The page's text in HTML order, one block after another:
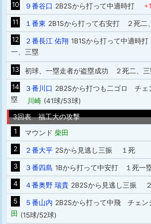
10
９番谷口 2B2Sから打って中適時打
11
１番東 2B1Sから打って右安打 ２死二
12
２番長江 佑翔 1B1Sから打って中適時打
一、三塁
13
初球、一塁走者が盗塁成功 ２死二、三
14
３番川口 2B2Sから打つも二ゴロ チェ
塁 川崎 (41球/53球)
3回表 福工大の攻撃
1
マウンド 柴田
2
２番大平 2Sから見逃し三振 １死
3
３番四島 1Bから打って中安打 １死一
4
４番奥野 瑞貴 2B2Sから見逃し三振
5
５番山内 2B2Sから打って中飛 チェ
田 (15球/52球)